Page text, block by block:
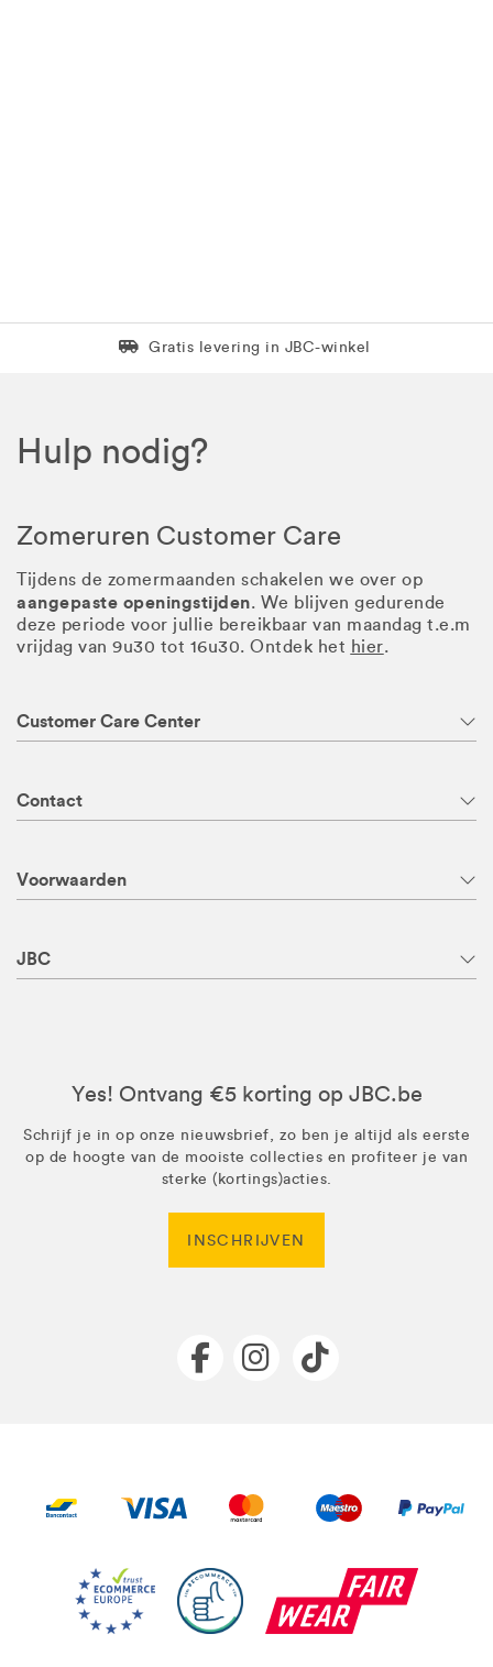
Levering in 1 pakket
Gratis levering in JBC-winkel
Hulp nodig?
Zomeruren Customer Care
Tijdens de zomermaanden schakelen we over op
aangepaste openingstijden. We blijven gedurende
deze periode voor jullie bereikbaar van maandag t.e.m
vrijdag van 9u30 tot 16u30. Ontdek het hier.
Customer Care Center
Contact
Voorwaarden
JBC
Yes! Ontvang €5 korting op JBC.be
Schrijf je in op onze nieuwsbrief, zo ben je altijd als eerste
op de hoogte van de mooiste collecties en profiteer je van
sterke (kortings)acties.
INSCHRIJVEN